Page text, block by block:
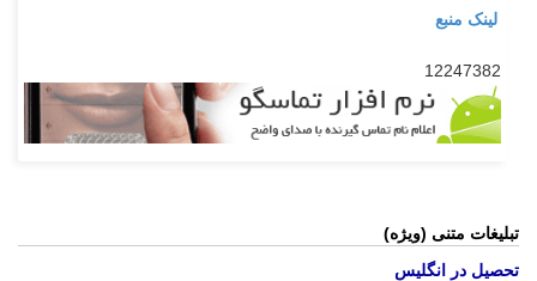
لینک منبع
12247382
تبلیغات متنی (ویژه)
تحصیل در انگلیس